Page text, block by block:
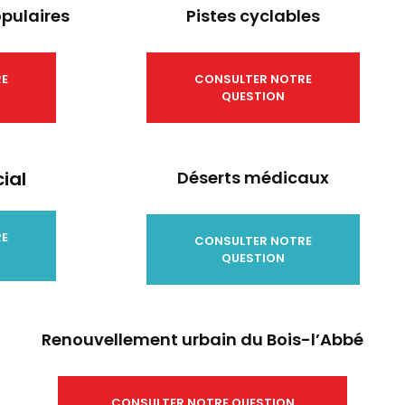
Pistes cyclables
CONSULTER NOTRE
QUESTION
Déserts médicaux
CONSULTER NOTRE
QUESTION
Renouvellement urbain du Bois-l’Abbé